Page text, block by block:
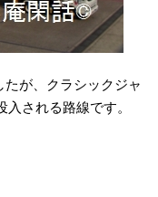
が、クラシックジャ
される路線です。